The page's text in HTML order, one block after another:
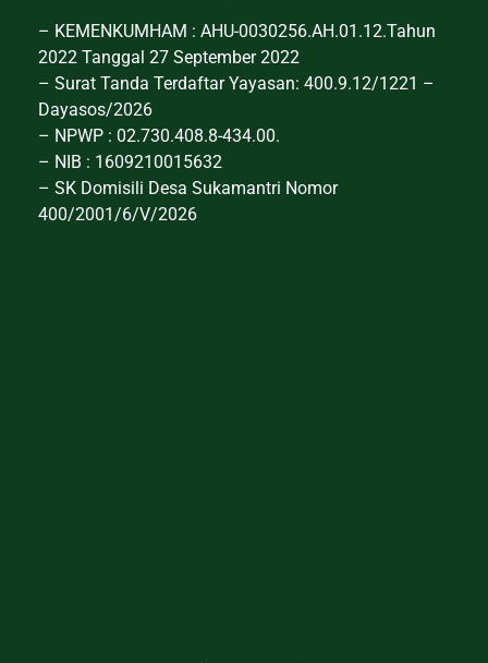
– KEMENKUMHAM : AHU-0030256.AH.01.12.Tahun
2022 Tanggal 27 September 2022
– Surat Tanda Terdaftar Yayasan: 400.9.12/1221 –
Dayasos/2026
– NPWP : 02.730.408.8-434.00.
– NIB : 1609210015632
– SK Domisili Desa Sukamantri Nomor
400/2001/6/V/2026